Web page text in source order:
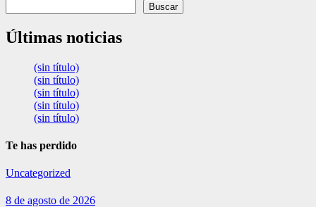
Buscar
Últimas noticias
(sin título)
(sin título)
(sin título)
(sin título)
(sin título)
Te has perdido
Uncategorized
8 de agosto de 2026